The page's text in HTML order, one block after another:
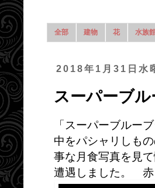
全部 建物 花 水族
2018年1月31日水
スーパーブ
「スーパーブルー
中をパシャリしも
事な月食写真を見
遭遇しました。 赤